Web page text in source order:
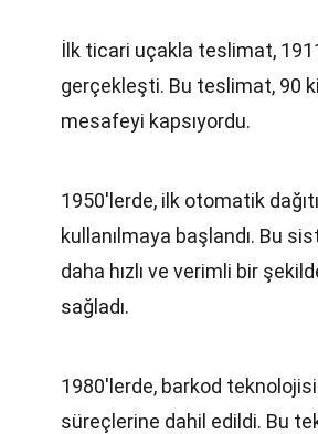
İlk ticari uçakla teslimat, 1911
gerçekleşti. Bu teslimat, 90
mesafeyi kapsıyordu.
1950'lerde, ilk otomatik
kullanılmaya başlandı. Bu
daha hızlı ve verimli bir
sağladı.
1980'lerde, barkod
süreçlerine dahil edildi. Bu